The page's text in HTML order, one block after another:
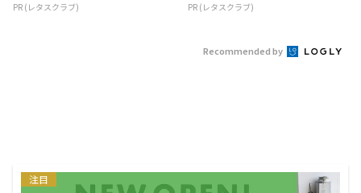
PR (レタスクラブ) PR (レタスクラブ)
Recommended by
注目